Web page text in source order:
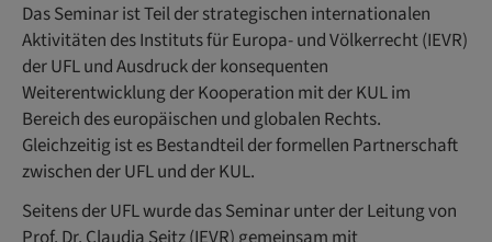
Das Seminar ist Teil der strategischen internationalen
Aktivitäten des Instituts für Europa- und Völkerrecht (IEVR)
der UFL und Ausdruck der konsequenten
Weiterentwicklung der Kooperation mit der KUL im
Bereich des europäischen und globalen Rechts.
Gleichzeitig ist es Bestandteil der formellen Partnerschaft
zwischen der UFL und der KUL.
Seitens der UFL wurde das Seminar unter der Leitung von